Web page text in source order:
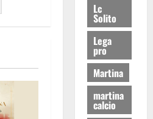
Lc
Solito
Lega
pro
Martina
martina
calcio